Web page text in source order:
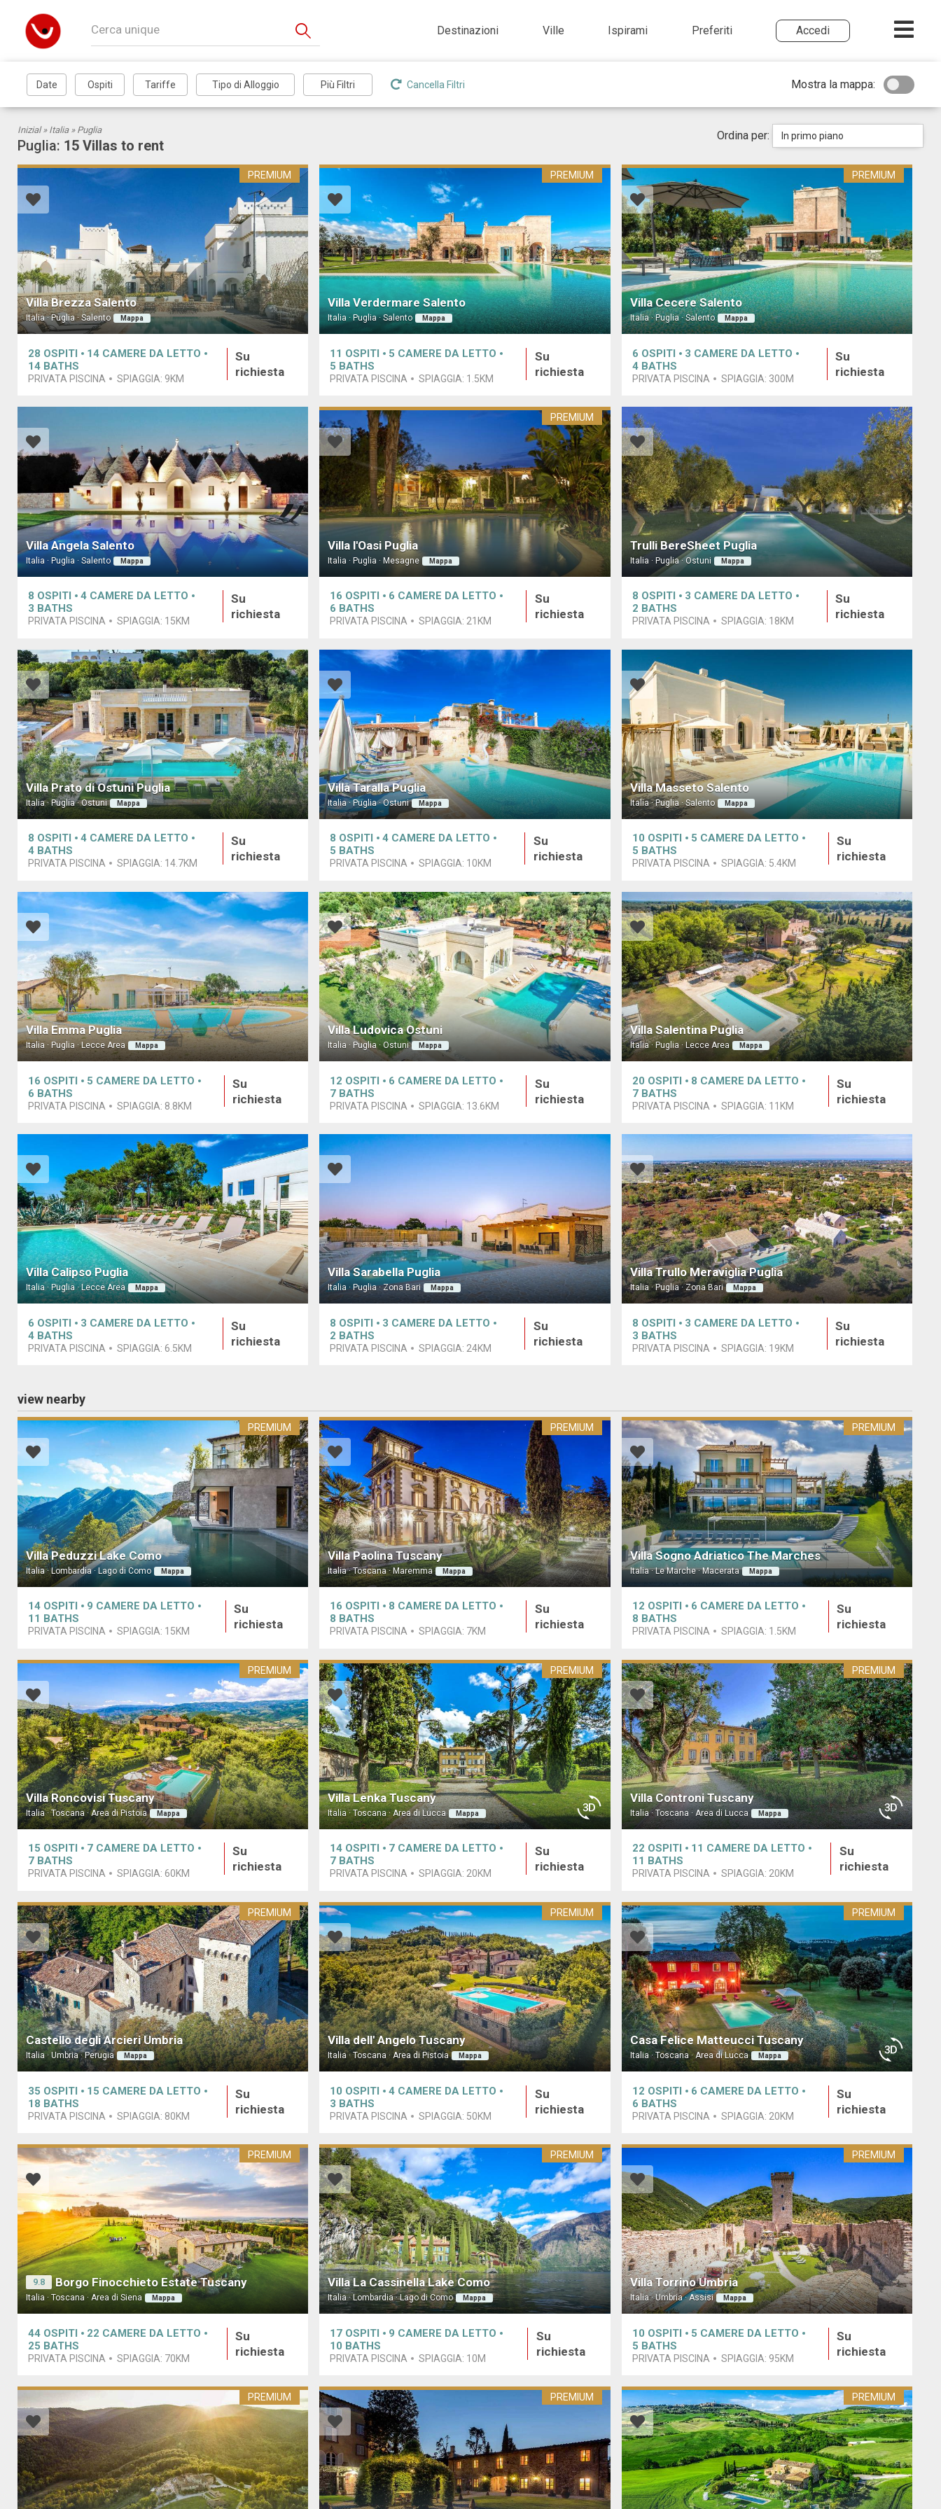
Destinazioni Ville Ispirami Preferiti Accedi
Cancella Filtri Mostra la mappa:
Inizial » Italia» Puglia
Puglia: 15 Villas to rent
Ordina per: In primo piano
Villa Brezza Salento
Italia · Puglia · Salento Mappa
PREMIUM
28 OSPITI 14 CAMERE DA LETTO
14 BATHS
PRIVATA PISCINA SPIAGGIA: 9KM
Su
richiesta
Villa Verdermare Salento
Italia · Puglia · Salento Mappa
PREMIUM
11 OSPITI 5 CAMERE DA LETTO
5 BATHS
PRIVATA PISCINA SPIAGGIA: 1.5KM
Su
richiesta
Villa Cecere Salento
Italia · Puglia · Salento Mappa
PREMIUM
6 OSPITI 3 CAMERE DA LETTO
4 BATHS
PRIVATA PISCINA SPIAGGIA: 300M
Su
richiesta
Villa Angela Salento
Italia · Puglia · Salento Mappa
8 OSPITI 4 CAMERE DA LETTO
3 BATHS
PRIVATA PISCINA SPIAGGIA: 15KM
Su
richiesta
Villa l'Oasi Puglia
Italia · Puglia · Mesagne Mappa
PREMIUM
16 OSPITI 6 CAMERE DA LETTO
6 BATHS
PRIVATA PISCINA SPIAGGIA: 21KM
Su
richiesta
Trulli BereSheet Puglia
Italia · Puglia · Ostuni Mappa
8 OSPITI 3 CAMERE DA LETTO
2 BATHS
PRIVATA PISCINA SPIAGGIA: 18KM
Su
richiesta
Villa Prato di Ostuni Puglia
Italia · Puglia · Ostuni Mappa
8 OSPITI 4 CAMERE DA LETTO
4 BATHS
PRIVATA PISCINA SPIAGGIA: 14.7KM
Su
richiesta
Villa Taralla Puglia
Italia · Puglia · Ostuni Mappa
8 OSPITI 4 CAMERE DA LETTO
5 BATHS
PRIVATA PISCINA SPIAGGIA: 10KM
Su
richiesta
Villa Masseto Salento
Italia · Puglia · Salento Mappa
10 OSPITI 5 CAMERE DA LETTO
5 BATHS
PRIVATA PISCINA SPIAGGIA: 5.4KM
Su
richiesta
Villa Emma Puglia
Italia · Puglia · Lecce Area Mappa
16 OSPITI 5 CAMERE DA LETTO
6 BATHS
PRIVATA PISCINA SPIAGGIA: 8.8KM
Su
richiesta
Villa Ludovica Ostuni
Italia · Puglia · Ostuni Mappa
12 OSPITI 6 CAMERE DA LETTO
7 BATHS
PRIVATA PISCINA SPIAGGIA: 13.6KM
Su
richiesta
Villa Salentina Puglia
Italia · Puglia · Lecce Area Mappa
20 OSPITI 8 CAMERE DA LETTO
7 BATHS
PRIVATA PISCINA SPIAGGIA: 11KM
Su
richiesta
Villa Calipso Puglia
Italia · Puglia · Lecce Area Mappa
6 OSPITI 3 CAMERE DA LETTO
4 BATHS
PRIVATA PISCINA SPIAGGIA: 6.5KM
Su
richiesta
Villa Sarabella Puglia
Italia · Puglia · Zona Bari Mappa
8 OSPITI 3 CAMERE DA LETTO
2 BATHS
PRIVATA PISCINA SPIAGGIA: 24KM
Su
richiesta
Villa Trullo Meraviglia Puglia
Italia · Puglia · Zona Bari Mappa
8 OSPITI 3 CAMERE DA LETTO
3 BATHS
PRIVATA PISCINA SPIAGGIA: 19KM
Su
richiesta
view nearby
Villa Peduzzi Lake Como
Italia · Lombardia · Lago di Como Mappa
PREMIUM
14 OSPITI 9 CAMERE DA LETTO
11 BATHS
PRIVATA PISCINA SPIAGGIA: 15KM
Su
richiesta
Villa Paolina Tuscany
Italia · Toscana · Maremma Mappa
PREMIUM
16 OSPITI 8 CAMERE DA LETTO
8 BATHS
PRIVATA PISCINA SPIAGGIA: 7KM
Su
richiesta
Villa Sogno Adriatico The Marches
Italia · Le Marche · Macerata Mappa
PREMIUM
12 OSPITI 6 CAMERE DA LETTO
8 BATHS
PRIVATA PISCINA SPIAGGIA: 1.5KM
Su
richiesta
Villa Roncovisi Tuscany
Italia · Toscana · Area di Pistoia Mappa
PREMIUM
15 OSPITI 7 CAMERE DA LETTO
7 BATHS
PRIVATA PISCINA SPIAGGIA: 60KM
Su
richiesta
Villa Lenka Tuscany
Italia · Toscana · Area di Lucca Mappa
PREMIUM
14 OSPITI 7 CAMERE DA LETTO
7 BATHS
PRIVATA PISCINA SPIAGGIA:20KM
Su
richiesta
Villa Controni Tuscany
Italia · Toscana · Area di Lucca Mappa
PREMIUM
22 OSPITI 11 CAMERE DA LETTO
11
BATHS
PRIVATA PISCINA SPIAGGIA: 20KM
Su
richiesta
Castello degli Arcieri Umbria
Italia · Umbria · Perugia Mappa
PREMIUM
35 OSPITI 15 CAMERE DA LETTO
18 BATHS
PRIVATA PISCINA SPIAGGIA: 80KM
Su
richiesta
Villa dell' Angelo Tuscany
Italia · Toscana · Area di Pistoia Mappa
PREMIUM
10 OSPITI 4 CAMERE DA LETTO
3 BATHS
PRIVATA PISCINA SPIAGGIA: 50KM
Su
richiesta
Casa Felice Matteucci Tuscany
Italia · Toscana · Area di Lucca Mappa
PREMIUM
12 OSPITI 6 CAMERE DA LETTO
6 BATHS
PRIVATA PISCINA SPIAGGIA: 20KM
Su
richiesta
9.8 Borgo Finocchieto Estate Tuscany
Italia · Toscana · Area di Siena Mappa
PREMIUM
44 OSPITI 22 CAMERE DA LETTO
25 BATHS
PRIVATA PISCINA SPIAGGIA: 70KM
Su
richiesta
Villa La Cassinella Lake Como
Italia · Lombardia · Lago di Como Mappa
PREMIUM
17 OSPITI 9 CAMERE DA LETTO
10 BATHS
PRIVATA PISCINA SPIAGGIA: 10M
Su
richiesta
Villa Torrino Umbria
Italia · Umbria · Assisi Mappa
PREMIUM
10 OSPITI 5 CAMERE DA LETTO
5 BATHS
PRIVATA PISCINA SPIAGGIA: 95KM
Su
richiesta
PREMIUM PREMIUM PREMIUM